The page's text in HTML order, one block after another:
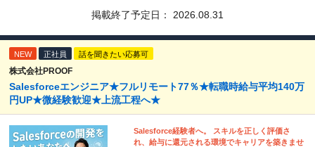
掲載終了予定日： 2026.08.31
NEW 正社員 話を聞きたい応募可
株式会社PROOF
Salesforceエンジニア★フルリモート77％★転職時給与平均140万
円UP★微経験歓迎★上流工程へ★
Salesforce経験者へ。 スキルを正しく評価さ
れ、給与に還元される環境でキャリアを築きませ